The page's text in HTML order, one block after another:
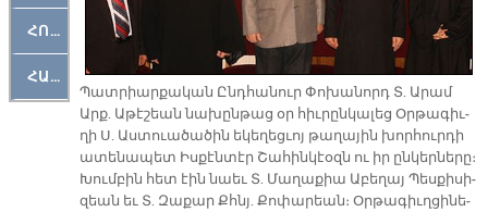
ՀՈԳԵՄՏԱՒՈՐ
ՀԱՐԹԱԿ
Պատ­րիար­քա­կան Ընդ­հա­նուր Փո­խա­նորդ Տ. Ա­րամ
Արք. Ա­թէ­շեան նա­խըն­թաց օր հիւ­րըն­կա­լեց Օր­թա­գիւ­
ղի Ս. Աս­տուա­ծա­ծին ե­կե­ղեց­ւոյ թա­ղա­յին խոր­հուր­դի
ա­տե­նա­պետ Իս­քէն­տէր Շա­հին­կէօզն ու իր ըն­կեր­նե­րը։
Խում­բին հետ էին նաեւ Տ. Մա­ղա­քիա Ա­բե­ղայ Պես­քի­սի­
զեան եւ Տ. Զա­քար Քհնյ. Քո­փա­րեան։ Օր­թա­գիւղ­ցի­նե­